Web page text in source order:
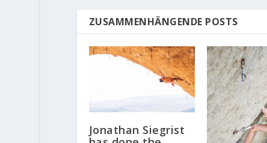
ZUSAMMENHÄNGENDE POSTS
Jonathan Siegrist